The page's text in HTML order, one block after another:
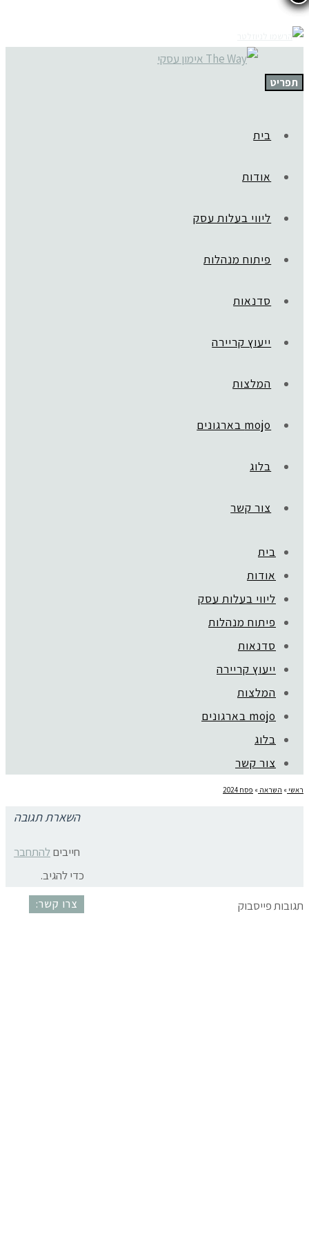
תפריט
בית
אודות
ליווי בעלות עסק
פיתוח מנהלות
סדנאות
ייעוץ קריירה
המלצות
mojo בארגונים
בלוג
צור קשר
בית
אודות
ליווי בעלות עסק
פיתוח מנהלות
סדנאות
ייעוץ קריירה
המלצות
mojo בארגונים
בלוג
צור קשר
ראשי » השראה » פסח 2024
תגובות פייסבוק
השארת תגובה
חייביםלהתחבר
כדי להגיב.
צרו קשר:
קהילת סלוניקי 1, תל אביב |
© כל הזכויות שמורות לגלית שול |
נסטיה פייביש| ביצוע:zivuch